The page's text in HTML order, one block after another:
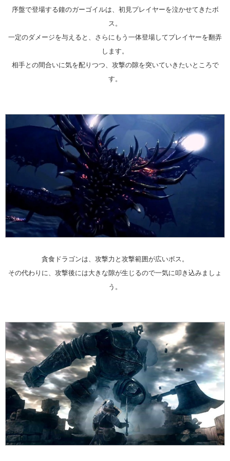
序盤で登場する鐘のガーゴイルは、初見プレイヤーを泣かせてきたボ
ス。
一定のダメージを与えると、さらにもう一体登場してプレイヤーを翻弄
します。
相手との間合いに気を配りつつ、攻撃の隙を突いていきたいところで
す。
貪食ドラゴンは、攻撃力と攻撃範囲が広いボス。
その代わりに、攻撃後には大きな隙が生じるので一気に叩き込みましょ
う。